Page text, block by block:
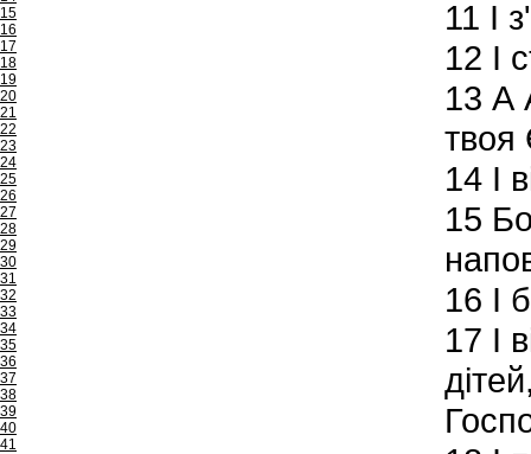
15
16
17
18
19
20
21
22
23
24
25
26
27
28
29
30
31
32
33
34
35
36
37
38
39
40
41
11 І
12 І
13 А
твоя
14 І
15
16 І
17 І